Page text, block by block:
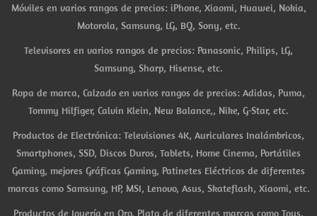
Móviles en varios rangos de precios: iPhone, Xiaomi, Huawei, Nokia,
Motorola, Samsung, LG, BQ, Sony, etc.
Televisores en varios rangos de precios: Panasonic, Philips, LG,
Samsung, Sharp, Hisense, etc.
Ropa de marca, Calzado en varios rangos de precios: Adidas, Puma,
Tommy Hilfiger, Calvin Klein, New Balance,, Nike, G-Star, etc.
Productos de Electrónica: Televisiones 4K, Auriculares Inalámbricos,
Smartphones, SSD, Discos Duros, Tablets, Home Cinema, Portátiles
Gaming, mejores Gráficas Gaming, Patinetes Eléctricos de diferentes
marcas como Samsung, HP, MSI, Lenovo, Asus, Skateflash, Xiaomi, etc.
Productos de Joyería en Oro, Plata de diferentes marcas como Tous,